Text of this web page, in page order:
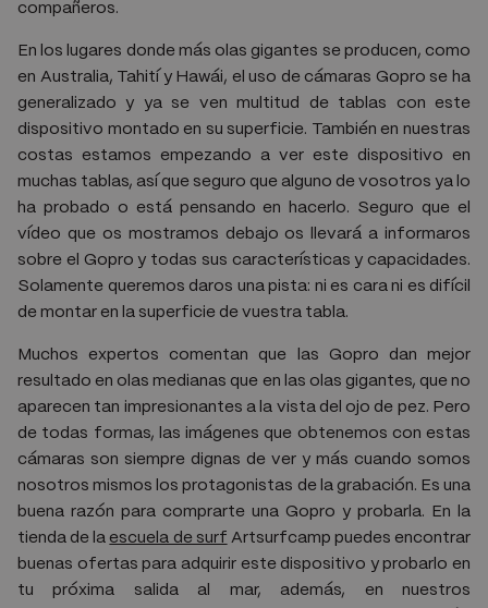
compañeros.
En los lugares donde más olas gigantes se producen, como
en Australia, Tahití y Hawái, el uso de cámaras Gopro se ha
generalizado y ya se ven multitud de tablas con este
dispositivo montado en su superficie. También en nuestras
costas estamos empezando a ver este dispositivo en
muchas tablas, así que seguro que alguno de vosotros ya lo
ha probado o está pensando en hacerlo. Seguro que el
vídeo que os mostramos debajo os llevará a informaros
sobre el Gopro y todas sus características y capacidades.
Solamente queremos daros una pista: ni es cara ni es difícil
de montar en la superficie de vuestra tabla.
Muchos expertos comentan que las Gopro dan mejor
resultado en olas medianas que en las olas gigantes, que no
aparecen tan impresionantes a la vista del ojo de pez. Pero
de todas formas, las imágenes que obtenemos con estas
cámaras son siempre dignas de ver y más cuando somos
nosotros mismos los protagonistas de la grabación. Es una
buena razón para comprarte una Gopro y probarla. En la
tienda de la escuela de surf Artsurfcamp puedes encontrar
buenas ofertas para adquirir este dispositivo y probarlo en
tu próxima salida al mar, además, en nuestros